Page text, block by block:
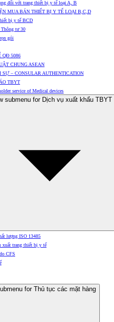
đối với trang thiết bị y tế loại A, B
MUA BÁN THIẾT BỊ Y TẾ LOẠI B,C,D
bị y tế BCD
Thông tư 30
gói
QĐ 5086
CHUNG ASEAN
SỰ – CONSULAR AUTHENTICATION
TBYT
service of Medical devices
submenu for Dịch vụ xuất khẩu TBYT
lượng ISO 13485
xuất trang thiết bị y tế
CFS
for Thủ tục các mặt hàng